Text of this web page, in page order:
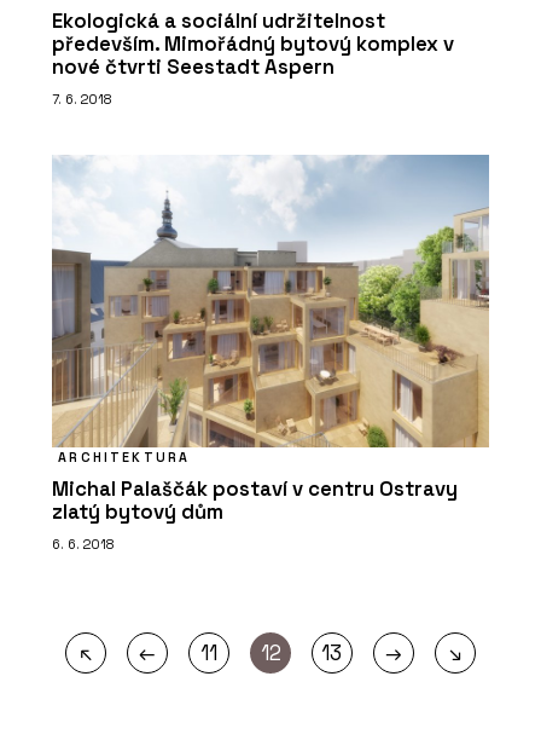
Ekologická a sociální udržitelnost
především. Mimořádný bytový komplex v
nové čtvrti Seestadt Aspern
7. 6. 2018
ARCHITEKTURA
Michal Palaščák postaví v centru Ostravy
zlatý bytový dům
6. 6. 2018
↖ ← 11 12 13 → ↘